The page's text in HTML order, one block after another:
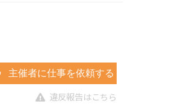
主催者に仕事を依頼する
違反報告はこちら